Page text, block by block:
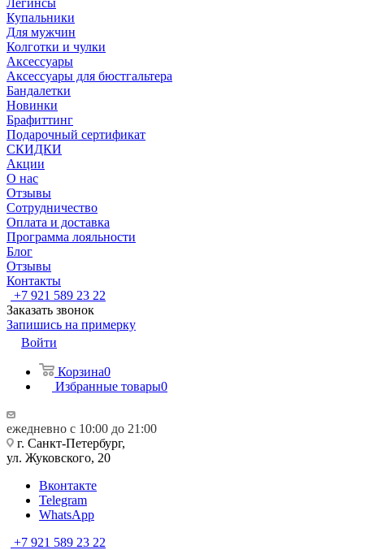
Легинсы
Купальники
Для мужчин
Колготки и чулки
Аксессуары
Аксессуары для бюстгальтера
Бандалетки
Новинки
Брафиттинг
Подарочный сертификат
СКИДКИ
Акции
О нас
Отзывы
Сотрудничество
Оплата и доставка
Программа лояльности
Блог
Отзывы
Контакты
+7 921 589 23 22
Заказать звонок
Запишись на примерку
Войти
Корзина0
Избранные товары0
ежедневно с 10:00 до 21:00
г. Санкт-Петербург,
ул. Жуковского, 20
Вконтакте
Telegram
WhatsApp
+7 921 589 23 22